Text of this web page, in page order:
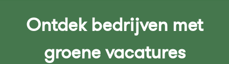
Ontdek bedrijven met
groene vacatures